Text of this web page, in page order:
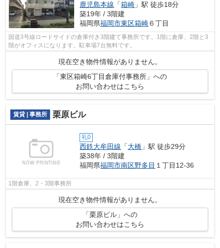
鹿児島本線 「箱崎 」駅 徒歩18分
築19年 / 3階建
福岡県福岡市東区箱崎６丁目
国道3号線ロードサイドの倉庫付き3階建て事務所です。1階に倉庫、2階と3
階がオフィスになります。駐車場7台無料です。
現在空き物件情報がありません。
「東区箱崎6丁目倉庫付事務所」への
お問い合わせはこちら
賃貸 | 事務所 栗原ビル
礼0
西鉄大牟田線 「大橋 」駅 徒歩29分
築38年 / 3階建
福岡県福岡市南区野多目 １丁目12-36
1階倉庫、2・3階事務所
現在空き物件情報がありません。
「栗原ビル」への
お問い合わせはこちら